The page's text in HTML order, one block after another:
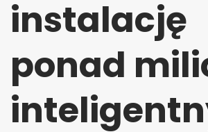
instalację
ponad